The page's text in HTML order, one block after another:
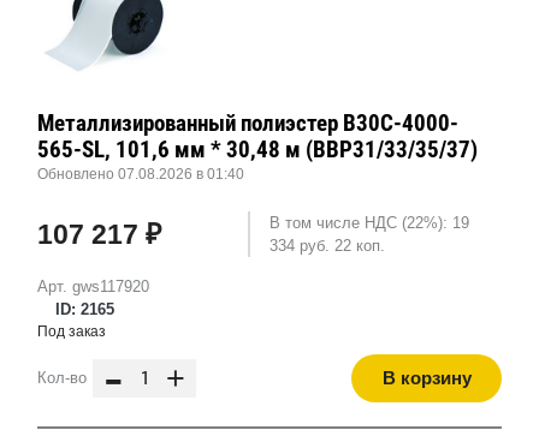
Арт. gws117920
ID: 2165
Металлизированный полиэстер B30C-4000-
565-SL, 101,6 мм * 30,48 м (BBP31/33/35/37)
Обновлено 07.08.2026 в 01:40
107 217 ₽
В том числе НДС (22%): 19
334 руб. 22 коп.
Под заказ
Кол-во - + В корзину